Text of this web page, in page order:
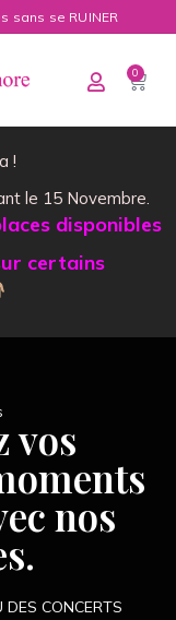
sans se RUINER
0
!
le 15 Novembre.
disponibles
certains
vos
nos
CONCERTS